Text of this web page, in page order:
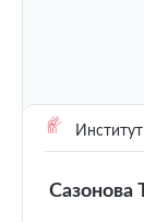
Сазонова